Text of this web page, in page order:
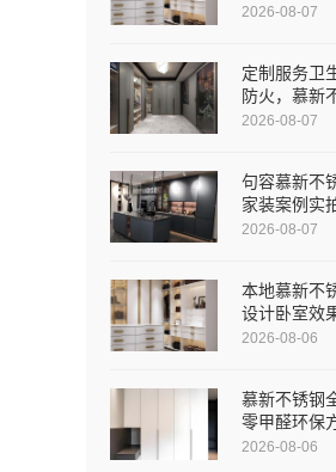
2026-08-07
定制服务卫
防火，慕新
2026-08-07
句容慕新不
家装案例实
2026-08-07
本地慕新不
设计卧室效
2026-08-06
慕新不锈钢
零甲醛环保
2026-08-06